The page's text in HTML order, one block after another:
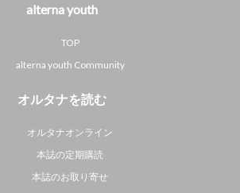
alterna youth
TOP
alterna youth Community
オルタナを読む
オルタナオンライン
本誌の定期購読
本誌のお取り寄せ